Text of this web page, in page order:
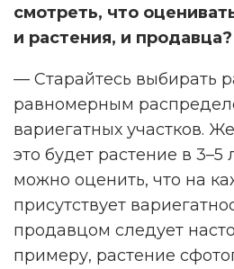
смотреть, что
и растения, и продавца?
— Старайтесь выбирать
равномерным
вариегатных участков.
это будет растение в 3–5
можно оценить, что на
присутствует
продавцом следует
примеру, растение